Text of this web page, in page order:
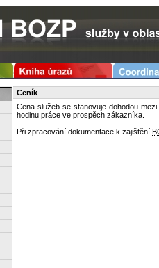
Ceník
Cena služeb se stanovuje dohodou
hodinu práce ve prospěch zákazníka.
Při zpracování dokumentace k zajištění